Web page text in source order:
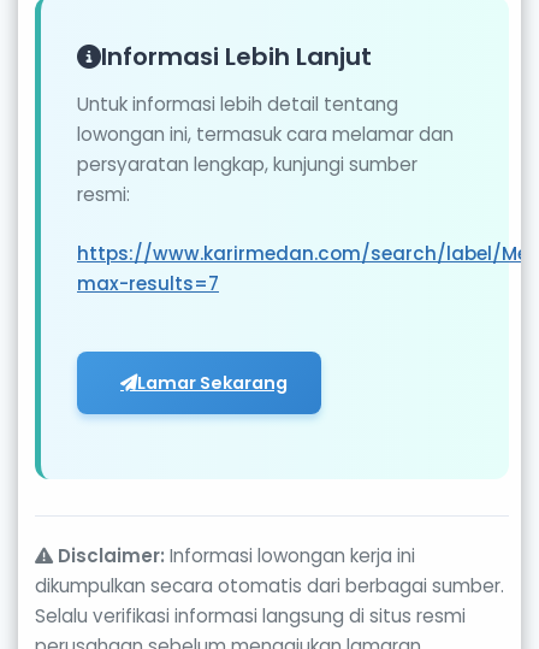
Informasi Lebih Lanjut
Untuk informasi lebih detail tentang
lowongan ini, termasuk cara melamar dan
persyaratan lengkap, kunjungi sumber
resmi:
https://www.karirmedan.com/search/label/
max-results=7
Lamar Sekarang
Disclaimer: Informasi lowongan kerja ini
dikumpulkan secara otomatis dari berbagai sumber.
Selalu verifikasi informasi langsung di situs resmi